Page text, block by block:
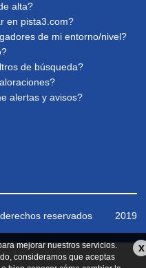
mejorar nuestros servicios.
consideramos que aceptas
x
alta?
en pista3.com?
de mi entorno/nivel?
de búsqueda?
alertas y avisos?
reservados 2019